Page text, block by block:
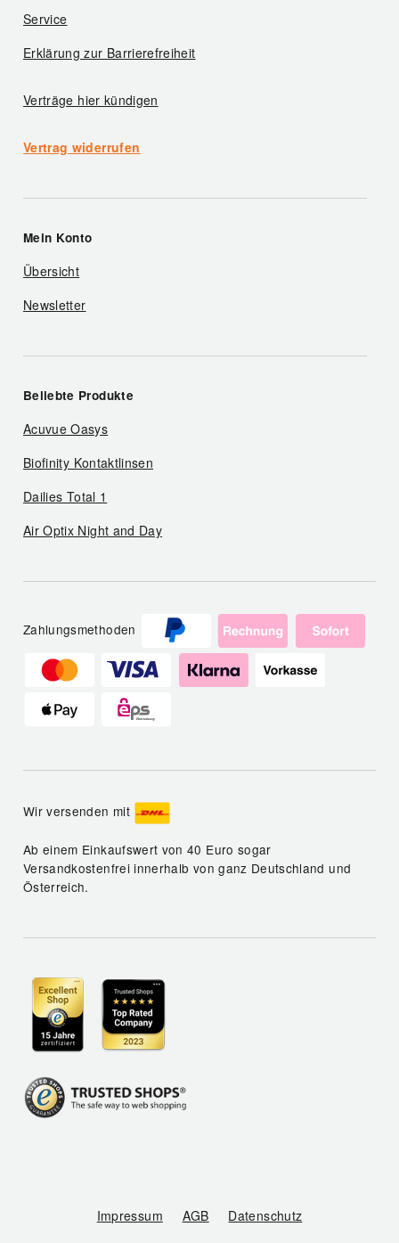
Service
Erklärung zur Barrierefreiheit
Verträge hier kündigen
Vertrag widerrufen
Mein Konto
Übersicht
Newsletter
Beliebte Produkte
Acuvue Oasys
Biofinity Kontaktlinsen
Dailies Total 1
Air Optix Night and Day
Zahlungsmethoden
Wir versenden mit
Ab einem Einkaufswert von 40 Euro sogar
Versandkostenfrei innerhalb von ganz Deutschland und
Österreich.
Impressum AGB Datenschutz